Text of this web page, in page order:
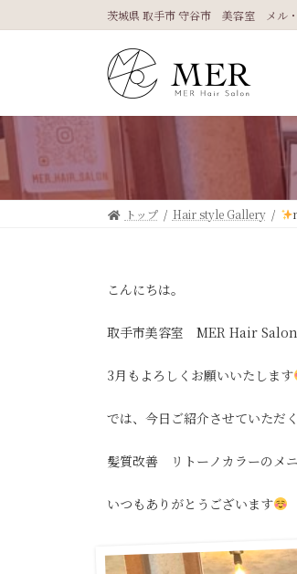
ン
へ
ス
キ
ッ
プ
ビ
ョ
ン
に
移
動
茨城県 取手市 守谷市 美容室 メル
トップ Hair style Gallery
こんにちは。
取手市美容室 MER Hair Salon
3月もよろしくお願いいたします
では、今日ご紹介させていただ
髪質改善 リトーノカラーのメ
いつもありがとうございます